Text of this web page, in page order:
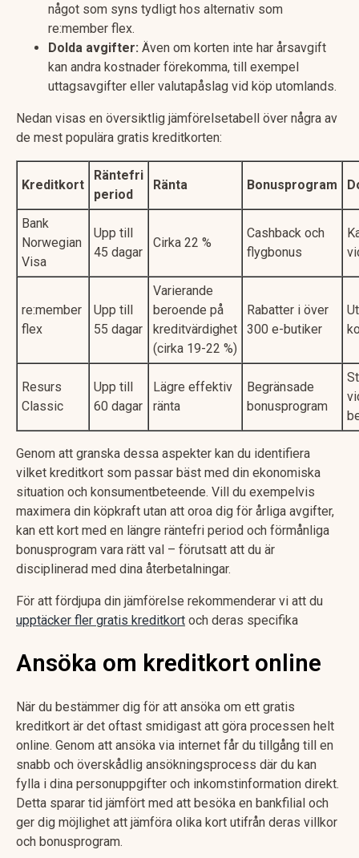
något som syns tydligt hos alternativ som
re:member flex.
Dolda avgifter: Även om korten inte har årsavgift
kan andra kostnader förekomma, till exempel
uttagsavgifter eller valutapåslag vid köp utomlands.
Nedan visas en översiktlig jämförelsetabell över några av
de mest populära gratis kreditkorten:
Kreditkort
Räntefri
period
Ränta Bonusprogram
Bank
Norwegian
Visa
Upp till
45 dagar
Cirka 22 %
Cashback och
flygbonus
re:member
flex
Upp till
55 dagar
Varierande
beroende på
kreditvärdighet
(cirka 19-22 %)
Rabatter i över
300 e-butiker
Resurs
Classic
Upp till
60 dagar
Lägre effektiv
ränta
Begränsade
bonusprogram
Genom att granska dessa aspekter kan du identifiera
vilket kreditkort som passar bäst med din ekonomiska
situation och konsumentbeteende. Vill du exempelvis
maximera din köpkraft utan att oroa dig för årliga avgifter,
kan ett kort med en längre räntefri period och förmånliga
bonusprogram vara rätt val – förutsatt att du är
disciplinerad med dina återbetalningar.
För att fördjupa din jämförelse rekommenderar vi att du
upptäcker fler gratis kreditkort och deras specifika
Ansöka om kreditkort online
När du bestämmer dig för att ansöka om ett gratis
kreditkort är det oftast smidigast att göra processen helt
online. Genom att ansöka via internet får du tillgång till en
snabb och överskådlig ansökningsprocess där du kan
fylla i dina personuppgifter och inkomstinformation direkt.
Detta sparar tid jämfört med att besöka en bankfilial och
ger dig möjlighet att jämföra olika kort utifrån deras villkor
och bonusprogram.